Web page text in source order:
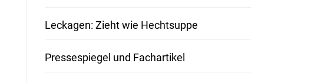
Leckagen: Zieht wie Hechtsuppe
Pressespiegel und Fachartikel